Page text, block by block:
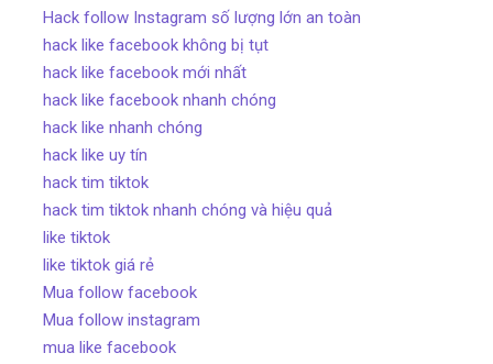
Hack follow Instagram số lượng lớn an toàn
hack like facebook không bị tụt
hack like facebook mới nhất
hack like facebook nhanh chóng
hack like nhanh chóng
hack like uy tín
hack tim tiktok
hack tim tiktok nhanh chóng và hiệu quả
like tiktok
like tiktok giá rẻ
Mua follow facebook
Mua follow instagram
mua like facebook